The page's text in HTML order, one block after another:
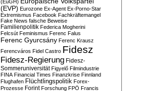
(EuGH)
(EVP) Eurozone Ex-Agent Ex-Porno-Star
Extremismus Facebook Fachkräftemangel
Fake News falsche Beweise
Familienpolitik Federica Mogherini
Felcsút Feminismus Ferenc Falus
Ferenc Gyurcsány Ferenc Krausz
Ferencváros Fidel Castro Fidesz
Fidesz-Regierung Fidesz-
Sommeruniversität Figyelő Filmindustrie
FINA Financial Times Finanzkrise Finnland
Flughafen Flüchtlingspolitik Forex-
Prozesse Forint Forschung FPÖ Francis